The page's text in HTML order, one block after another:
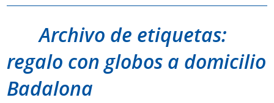
Archivo de etiquetas:
regalo con globos a domicilio
Badalona